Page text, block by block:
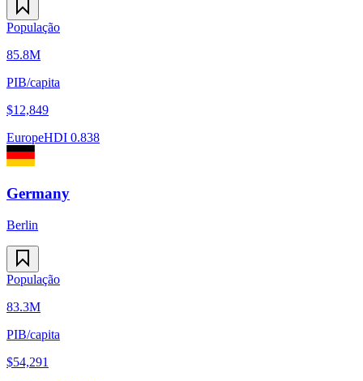
População
85.8M
PIB/capita
$12,849
EuropeHDI 0.838
Germany
Berlin
População
83.3M
PIB/capita
$54,291